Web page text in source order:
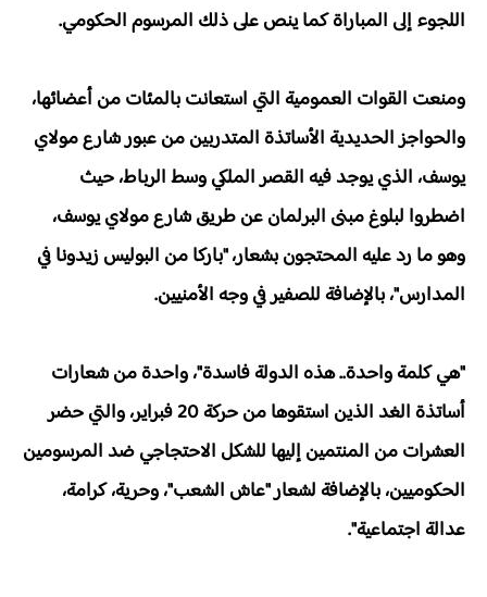
اللجوء إلى المباراة كما ينص على ذلك المرسوم الحكومي.
ومنعت القوات العمومية التي استعانت بالمئات من أعضائها،
والحواجز الحديدية الأساتذة المتدربين من عبور شارع مولاي
يوسف، الذي يوجد فيه القصر الملكي وسط الرباط، حيث
اضطروا لبلوغ مبنى البرلمان عن طريق شارع مولاي يوسف،
وهو ما رد عليه المحتجون بشعار، "باركا من البوليس زيدونا في
المدارس"، بالإضافة للصفير في وجه الأمنيين.
"هي كلمة واحدة.. هذه الدولة فاسدة"، واحدة من شعارات
أساتذة الغد الذين استقوها من حركة 20 فبراير، والتي حضر
العشرات من المنتمين إليها للشكل الاحتجاجي ضد المرسومين
الحكوميين، بالإضافة لشعار "عاش الشعب"، وحرية، كرامة،
عدالة اجتماعية".